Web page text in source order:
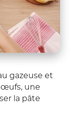
gazeuse et
œufs, une
la pâte